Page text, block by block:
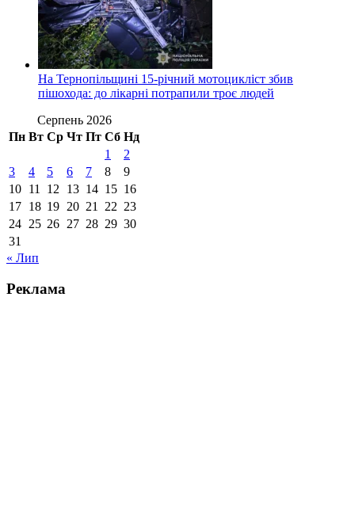
На Тернопільщині 15-річний мотоцикліст збив
пішохода: до лікарні потрапили троє людей
Серпень 2026
Пн Вт Ср Чт Пт Сб Нд
1
2
3
4 5 6 7 8
9
10 11 12 13 14 15 16
17 18 19 20 21 22 23
24 25 26 27 28 29 30
31
« Лип
Реклама